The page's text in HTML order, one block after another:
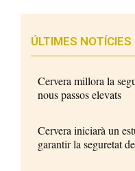
ÚLTIMES NOTÍCIES
Cervera millora la
nous passos elevats
Cervera iniciarà un
garantir la seguretat